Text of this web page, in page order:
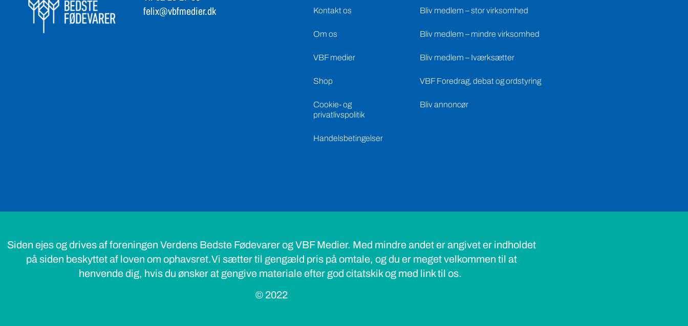
felix@vbfmedier.dk
Kontakt os
Om os
VBF medier
Shop
Cookie- og
privatlivspolitik
Handelsbetingelser
Bliv medlem – stor virksomhed
Bliv medlem – mindre virksomhed
Bliv medlem – Iværksætter
VBF Foredrag, debat og ordstyring
Bliv annoncør
Siden ejes og drives af foreningen Verdens Bedste Fødevarer og VBF Medier. Med mindre andet er angivet er indholdet
på siden beskyttet af loven om ophavsret.Vi sætter til gengæld pris på omtale, og du er meget velkommen til at
henvende dig, hvis du ønsker at gengive materiale efter god citatskik og med link til os.
© 2022